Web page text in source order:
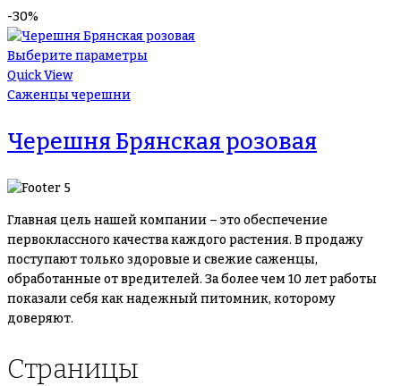
-30%
Выберите параметры
Quick View
Саженцы черешни
Черешня Брянская розовая
Главная цель нашей компании – это обеспечение
первоклассного качества каждого растения. В продажу
поступают только здоровые и свежие саженцы,
обработанные от вредителей. За более чем 10 лет работы
показали себя как надежный питомник, которому
доверяют.
Страницы